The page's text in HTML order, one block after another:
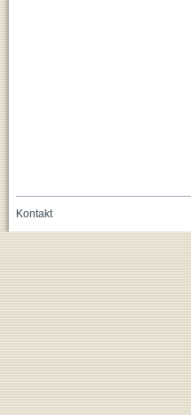
Kontakt